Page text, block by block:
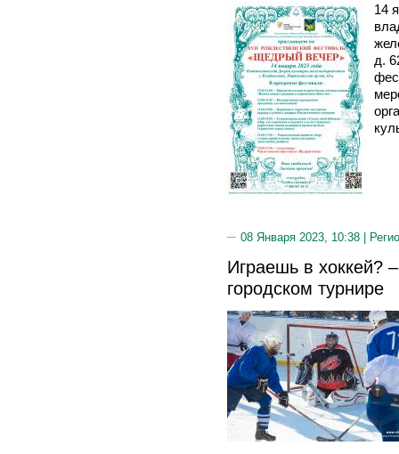
14
д.
08 Января 2023, 10:38 |
Играешь в хоккей?
городском турнире